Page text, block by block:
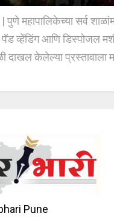
महापालिकेच्या सर्व
पॅड व्हेंडिंग आणि डिस्पोजल
दाखल केलेल्या प्रस्तावाला
Pune